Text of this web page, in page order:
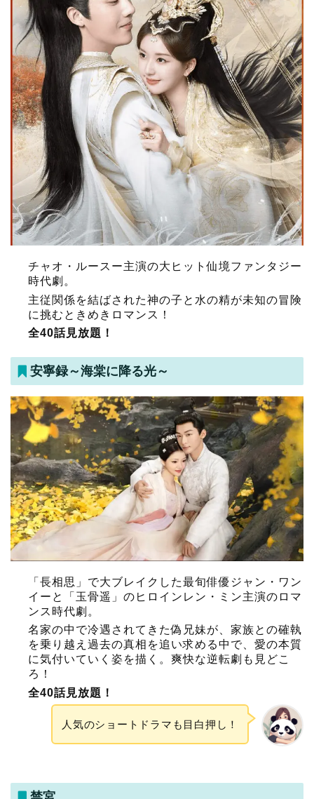
チャオ・ルースー主演の大ヒット仙境ファンタジー
時代劇。
主従関係を結ばされた神の子と水の精が未知の冒険
に挑むときめきロマンス！
全40話見放題！
安寧録～海棠に降る光～
「長相思」で大ブレイクした最旬俳優ジャン・ワン
イーと「玉骨遥」のヒロインレン・ミン主演のロマ
ンス時代劇。
名家の中で冷遇されてきた偽兄妹が、家族との確執
を乗り越え過去の真相を追い求める中で、愛の本質
に気付いていく姿を描く。爽快な逆転劇も見どこ
ろ！
全40話見放題！
人気のショートドラマも目白押し！